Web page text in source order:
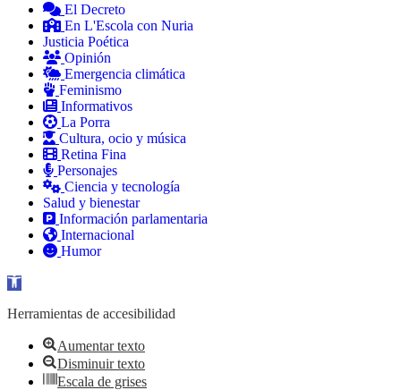
El Decreto
En L'Escola con Nuria
Justicia Poética
Opinión
Emergencia climática
Feminismo
Informativos
La Porra
Cultura, ocio y música
Retina Fina
Personajes
Ciencia y tecnología
Salud y bienestar
Información parlamentaria
Internacional
Humor
Abrir barra de herramientas
Herramientas de accesibilidad
Aumentar texto
Disminuir texto
Escala de grises